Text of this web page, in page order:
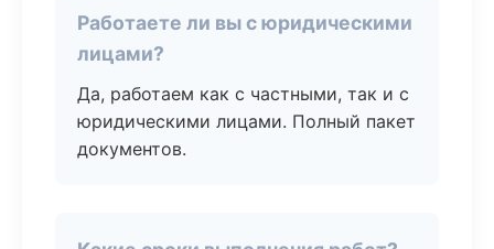
Работаете ли вы с юридическими
лицами?
Да, работаем как с частными, так и с
юридическими лицами. Полный пакет
документов.